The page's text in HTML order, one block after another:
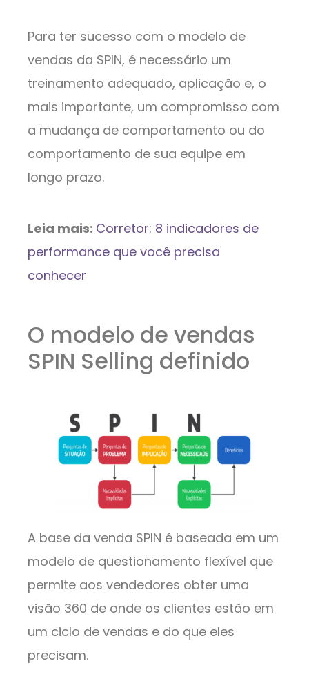
Para ter sucesso com o modelo de
vendas da SPIN, é necessário um
treinamento adequado, aplicação e, o
mais importante, um compromisso com
a mudança de comportamento ou do
comportamento de sua equipe em
longo prazo.
Leia mais: Corretor: 8 indicadores de
performance que você precisa
conhecer
O modelo de vendas
SPIN Selling definido
A base da venda SPIN é baseada em um
modelo de questionamento flexível que
permite aos vendedores obter uma
visão 360 de onde os clientes estão em
um ciclo de vendas e do que eles
precisam.